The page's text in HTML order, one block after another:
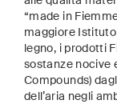
“made in
maggiore
legno, i prodotti
sostanze nocive
Compounds)
dell’aria negli